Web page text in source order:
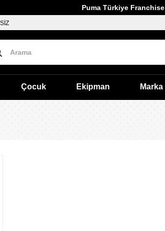
Puma Türkiye Franchise
Çocuk Ekipman Marka